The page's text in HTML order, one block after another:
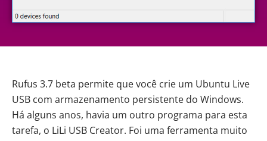
Rufus 3.7 beta permite que você crie um Ubuntu Live
USB com armazenamento persistente do Windows.
Há alguns anos, havia um outro programa para esta
tarefa, o LiLi USB Creator. Foi uma ferramenta muito